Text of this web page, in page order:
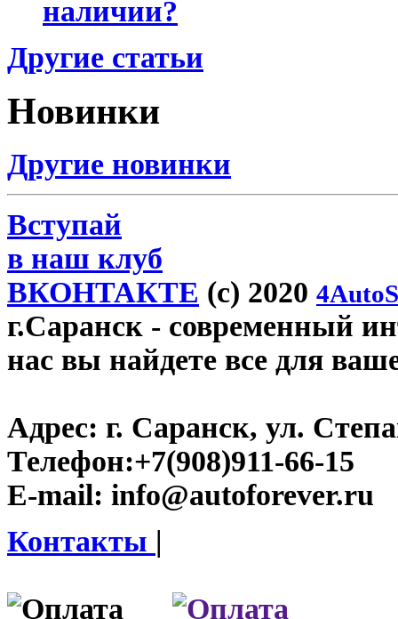
наличии?
Другие статьи
Новинки
Другие новинки
Вступай
в наш клуб
ВКОНТАКТЕ (c) 2020
г.Саранск - современный
нас вы найдете все для
Адрес: г. Саранск, ул.
Телефон:+7(908)911-66-15
E-mail: info@autoforever.ru
Контакты |